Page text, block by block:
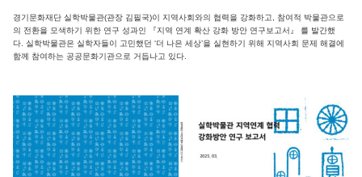
경기문화재단 실학박물관(관장 김필국)이 지역사회와의 협력을 강화하고, 참여적 박물관으로
의 전환을 모색하기 위한 연구 성과인 『지역 연계 확산 강화 방안 연구보고서』 를 발간했
다. 실학박물관은 실학자들이 고민했던 ‘더 나은 세상’을 실현하기 위해 지역사회 문제 해결에
함께 참여하는 공공문화기관으로 거듭나고 있다.